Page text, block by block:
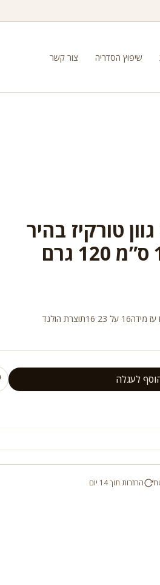
שיפוץ הסדריה צור קשר
גוון טורקיז בהיר
לעגלה
החזרות תוך 14 יום